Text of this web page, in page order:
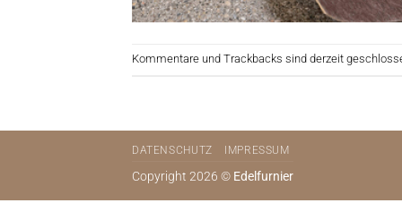
Kommentare und Trackbacks sind derzeit
DATENSCHUTZ IMPRESSUM
Copyright 2026 © Edelfurnier